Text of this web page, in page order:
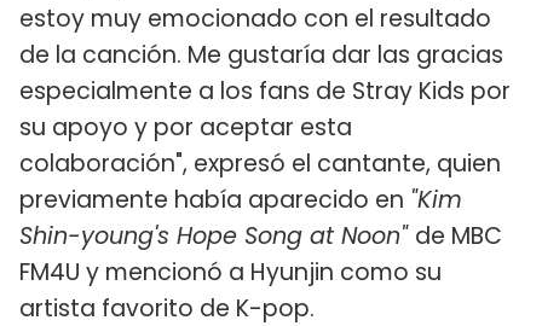
estoy muy emocionado con el resultado
de la canción. Me gustaría dar las gracias
especialmente a los fans de Stray Kids por
su apoyo y por aceptar esta
colaboración", expresó el cantante, quien
previamente había aparecido en "Kim
Shin-young's Hope Song at Noon" de MBC
FM4U y mencionó a Hyunjin como su
artista favorito de K-pop.